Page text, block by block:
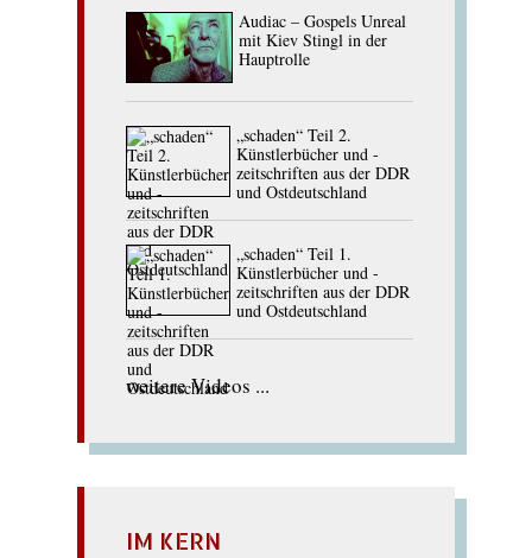
Audiac – Gospels Unreal
mit Kiev Stingl in der
Hauptrolle
„schaden“ Teil 2.
Künstlerbücher und -
zeitschriften aus der DDR
und Ostdeutschland
„schaden“ Teil 1.
Künstlerbücher und -
zeitschriften aus der DDR
und Ostdeutschland
weitere Videos ...
IM KERN